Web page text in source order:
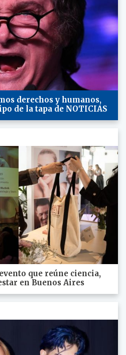
derechos y humanos,
de la tapa de NOTICIAS
que reúne ciencia,
en Buenos Aires